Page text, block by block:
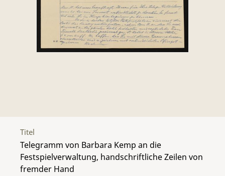
Titel
Telegramm von Barbara Kemp an die
Festspielverwaltung, handschriftliche Zeilen von
fremder Hand